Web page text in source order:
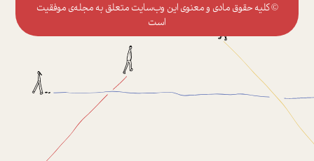
© کلیه حقوق مادی و معنوی این وب‌سایت متعلق به مجله‌ی موفقیت
است